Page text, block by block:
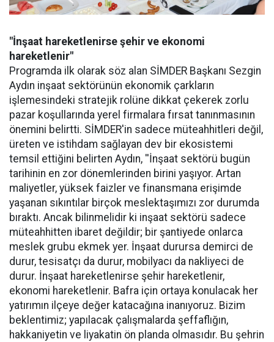
"İnşaat hareketlenirse şehir ve ekonomi
hareketlenir"
Programda ilk olarak söz alan SİMDER Başkanı Sezgin
Aydın inşaat sektörünün ekonomik çarkların
işlemesindeki stratejik rolüne dikkat çekerek zorlu
pazar koşullarında yerel firmalara fırsat tanınmasının
önemini belirtti. SİMDER'in sadece müteahhitleri değil,
üreten ve istihdam sağlayan dev bir ekosistemi
temsil ettiğini belirten Aydın, ''İnşaat sektörü bugün
tarihinin en zor dönemlerinden birini yaşıyor. Artan
maliyetler, yüksek faizler ve finansmana erişimde
yaşanan sıkıntılar birçok meslektaşımızı zor durumda
bıraktı. Ancak bilinmelidir ki inşaat sektörü sadece
müteahhitten ibaret değildir; bir şantiyede onlarca
meslek grubu ekmek yer. İnşaat durursa demirci de
durur, tesisatçı da durur, mobilyacı da nakliyeci de
durur. İnşaat hareketlenirse şehir hareketlenir,
ekonomi hareketlenir. Bafra için ortaya konulacak her
yatırımın ilçeye değer katacağına inanıyoruz. Bizim
beklentimiz; yapılacak çalışmalarda şeffaflığın,
hakkaniyetin ve liyakatin ön planda olmasıdır. Bu şehrin